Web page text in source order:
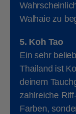
Walhaie zu
5. Koh Tao
Ein sehr
Thailand ist
deinem
zahlreiche
Farben,